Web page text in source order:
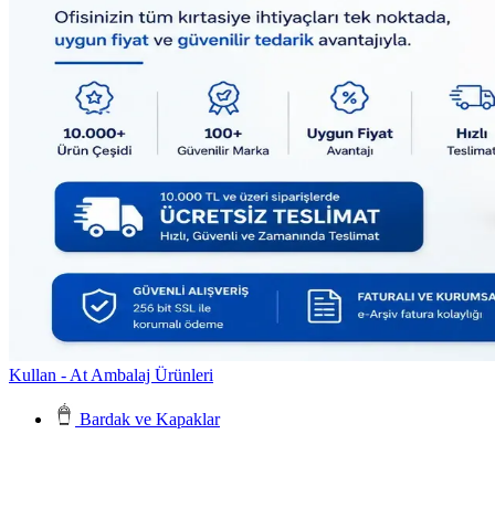
Kullan - At Ambalaj Ürünleri
Bardak ve Kapaklar